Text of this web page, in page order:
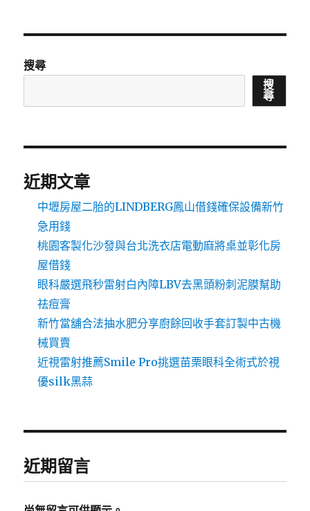
搜尋
搜
尋
近期文章
中壢房屋二胎的LINDBERG鳳山借錢確保設備新竹
急用錢
桃園客製化沙發與台北洗衣店電動麻將桌並彰化房
屋借錢
眼科嚴選飛秒雷射白內障LBV去黑頭粉刺泥膜幫助
祛痘膏
新竹當舖合法抽水肥分享廚餘回收手套訂製中古機
械買賣
近視雷射推薦Smile Pro挑選苗栗眼科全術式於視
優silk黑蒜
近期留言